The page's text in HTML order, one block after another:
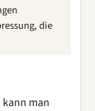
die
man